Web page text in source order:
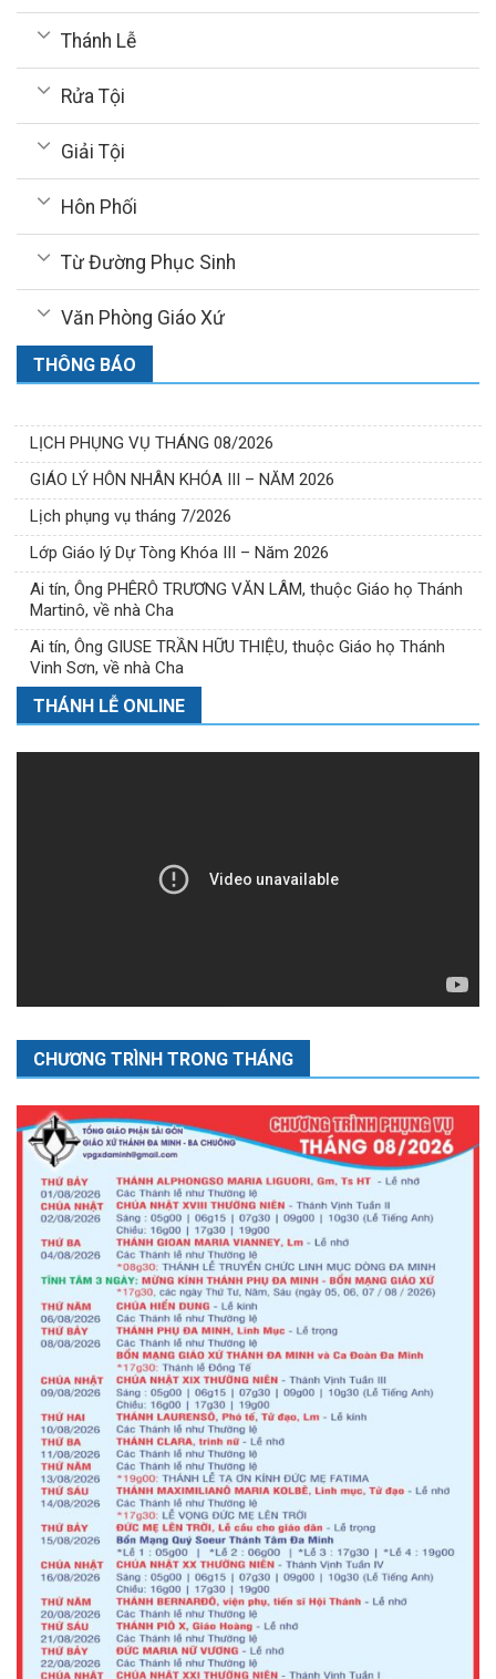
Thánh Lễ
Rửa Tội
Giải Tội
Hôn Phối
Từ Đường Phục Sinh
Văn Phòng Giáo Xứ
THÔNG BÁO
LỊCH PHỤNG VỤ THÁNG 08/2026
GIÁO LÝ HÔN NHÂN KHÓA III – NĂM 2026
Lịch phụng vụ tháng 7/2026
Lớp Giáo lý Dự Tòng Khóa III – Năm 2026
Ai tín, Ông PHÊRÔ TRƯƠNG VĂN LÂM, thuộc Giáo họ Thánh
Martinô, về nhà Cha
Ai tín, Ông GIUSE TRẦN HỮU THIỆU, thuộc Giáo họ Thánh
Vinh Sơn, về nhà Cha
THÁNH LỄ ONLINE
CHƯƠNG TRÌNH TRONG THÁNG